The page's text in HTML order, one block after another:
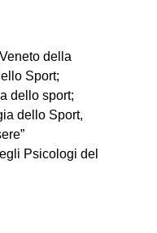
della
Sport;
dello sport;
dello Sport,
Psicologi del